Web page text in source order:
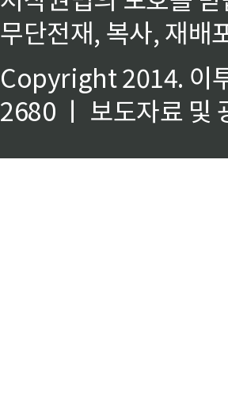
무단전재, 복사, 재배
Copyright 2014. 이
2680 ㅣ 보도자료